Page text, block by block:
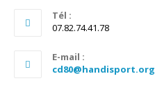
Tél :
07.82.74.41.78
E-mail :
cd80@handisport.org